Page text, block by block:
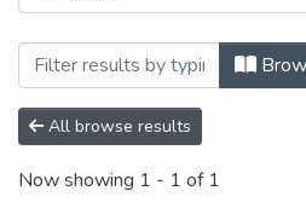
Browsing Наукові
All browse results
Now showing 1 - 1 of 1